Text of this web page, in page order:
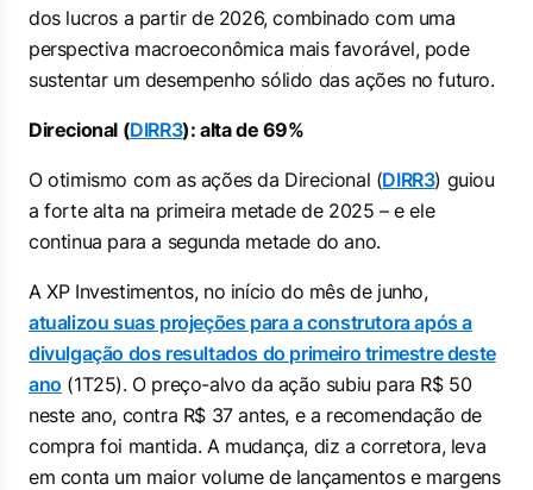
dos lucros a partir de 2026, combinado com uma
perspectiva macroeconômica mais favorável, pode
sustentar um desempenho sólido das ações no futuro.
Direcional (DIRR3): alta de 69%
O otimismo com as ações da Direcional (DIRR3) guiou
a forte alta na primeira metade de 2025 – e ele
continua para a segunda metade do ano.
A XP Investimentos, no início do mês de junho,
atualizou suas projeções para a construtora após a
divulgação dos resultados do primeiro trimestre deste
ano (1T25). O preço-alvo da ação subiu para R$ 50
neste ano, contra R$ 37 antes, e a recomendação de
compra foi mantida. A mudança, diz a corretora, leva
em conta um maior volume de lançamentos e margens